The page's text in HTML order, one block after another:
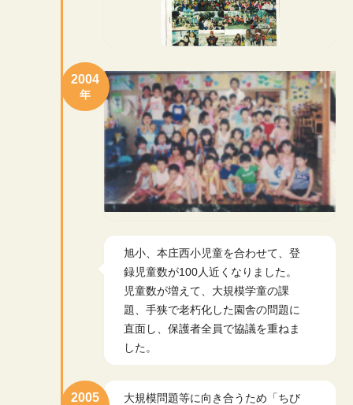
旭小、本庄西小児童を合わせて、登
録児童数が100人近くなりました。
児童数が増えて、大規模学童の課
題、手狭で老朽化した園舎の問題に
直面し、保護者全員で協議を重ねま
した。
2004
年
大規模問題等に向き合うため「ちび
2005